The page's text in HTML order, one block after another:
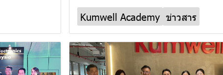
Kumwell Academy ข่าวสาร